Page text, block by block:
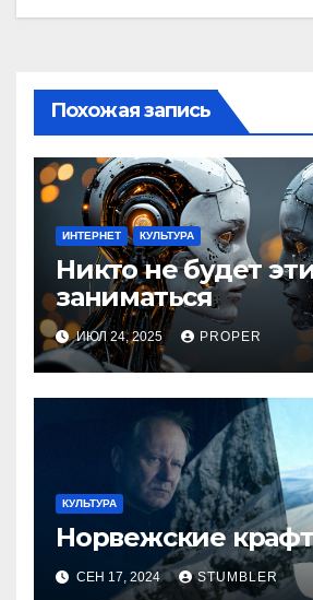
Похожая запись
ИНТЕРНЕТ КУЛЬТУРА
Никто не будет
заниматься
ИЮЛ 24, 2025 PROPER
КУЛЬТУРА
Норвежские
СЕН 17, 2024 STUMBLER